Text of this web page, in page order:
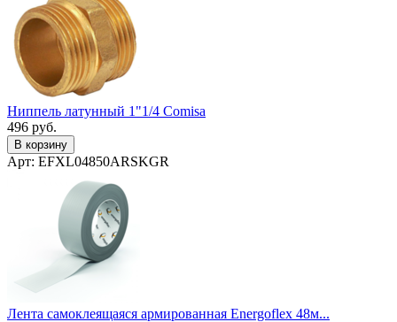
Ниппель латунный 1"1/4 Сomisa
496 руб.
В корзину
Арт: EFXL04850ARSKGR
Лента самоклеящаяся армированная Energoflex 48м...